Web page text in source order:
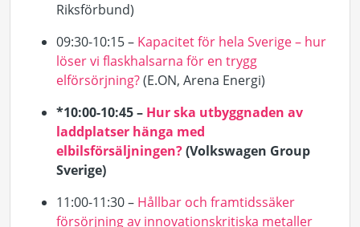
Riksförbund)
09:30-10:15 – Kapacitet för hela Sverige – hur
löser vi flaskhalsarna för en trygg
elförsörjning?(E.ON, Arena Energi)
*10:00-10:45 – Hur ska utbyggnaden av
laddplatser hänga med
elbilsförsäljningen?(Volkswagen Group
Sverige)
11:00-11:30 – Hållbar och framtidssäker
försörjning av innovationskritiska metaller